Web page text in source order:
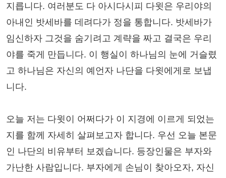
지릅니다. 여러분도 다 아시다시피 다윗은 우리야의
아내인 밧세바를 데려다가 정을 통합니다. 밧세바가
임신하자 그것을 숨기려고 계략을 짜고 결국은 우리
야를 죽게 만듭니다. 이 행실이 하나님의 눈에 거슬렸
고 하나님은 자신의 예언자 나단을 다윗에게로 보냅
니다.
오늘 저는 다윗이 어쩌다가 이 지경에 이르게 되었는
지를 함께 자세히 살펴보고자 합니다. 우선 오늘 본문
인 나단의 비유부터 보겠습니다. 등장인물은 부자와
가난한 사람입니다. 부자에게 손님이 찾아오자, 자신